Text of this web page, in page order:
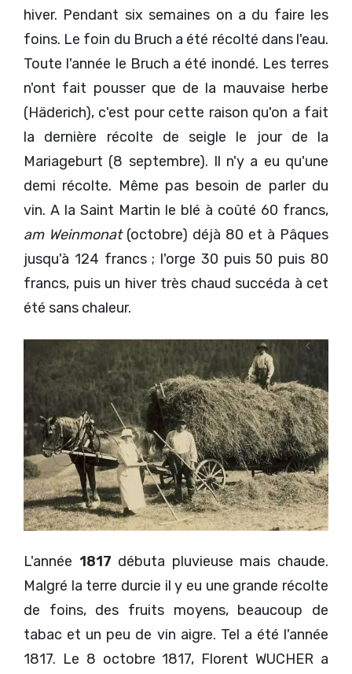
hiver. Pendant six semaines on a du faire les
foins. Le foin du Bruch a été récolté dans l'eau.
Toute l'année le Bruch a été inondé. Les terres
n'ont fait pousser que de la mauvaise herbe
(Häderich), c'est pour cette raison qu'on a fait
la dernière récolte de seigle le jour de la
Mariageburt (8 septembre). Il n'y a eu qu'une
demi récolte. Même pas besoin de parler du
vin. A la Saint Martin le blé à coûté 60 francs,
am Weinmonat(octobre) déjà 80 et à Pâques
jusqu'à 124 francs ; l'orge 30 puis 50 puis 80
francs, puis un hiver très chaud succéda à cet
été sans chaleur.
L'année 1817 débuta pluvieuse mais chaude.
Malgré la terre durcie il y eu une grande récolte
de foins, des fruits moyens, beaucoup de
tabac et un peu de vin aigre. Tel a été l'année
1817. Le 8 octobre 1817, Florent WUCHER a